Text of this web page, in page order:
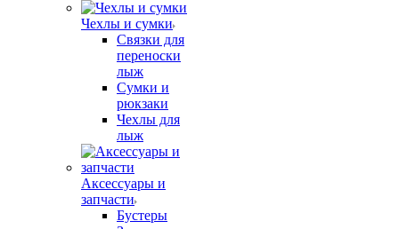
Чехлы и сумки
Связки для
переноски
лыж
Сумки и
рюкзаки
Чехлы для
лыж
Аксессуары и
запчасти
Бустеры